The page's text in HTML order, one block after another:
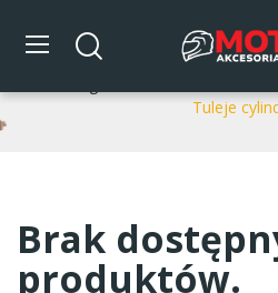
Tuleje
Tuleje
Brak
produktów.